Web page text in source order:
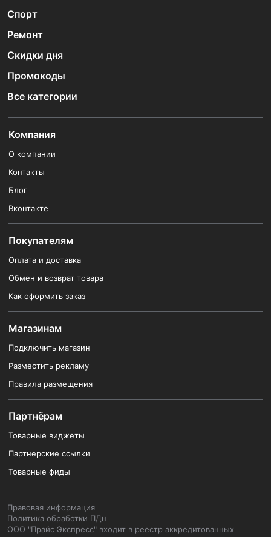
Спорт
Ремонт
Скидки дня
Промокоды
Все категории
Компания
О компании
Контакты
Блог
Вконтакте
Покупателям
Оплата и доставка
Обмен и возврат товара
Как оформить заказ
Магазинам
Подключить магазин
Разместить рекламу
Правила размещения
Партнёрам
Товарные виджеты
Партнерские ссылки
Товарные фиды
Правовая информация
Политика обработки ПДн
ООО "Прайс Экспресс" входит в реестр аккредитованных